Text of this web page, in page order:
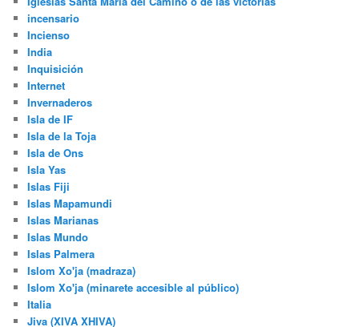
incensario
Incienso
India
Inquisición
Internet
Invernaderos
Isla de IF
Isla de la Toja
Isla de Ons
Isla Yas
Islas Fiji
Islas Mapamundi
Islas Marianas
Islas Mundo
Islas Palmera
Islom Xo'ja (madraza)
Islom Xo'ja (minarete accesible al público)
Italia
Jiva (XIVA XHIVA)